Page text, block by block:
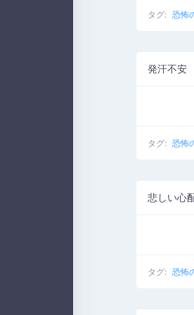
タグ: 恐怖
発汗不安
タグ: 恐怖
悲しい心
タグ: 恐怖